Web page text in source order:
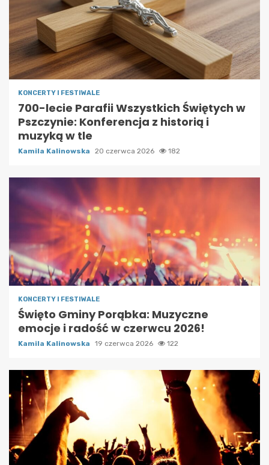
KONCERTY I FESTIWALE
700-lecie Parafii Wszystkich Świętych w
Pszczynie: Konferencja z historią i
muzyką w tle
Kamila Kalinowska 20 czerwca 2026 182
KONCERTY I FESTIWALE
Święto Gminy Porąbka: Muzyczne
emocje i radość w czerwcu 2026!
Kamila Kalinowska 19 czerwca 2026 122